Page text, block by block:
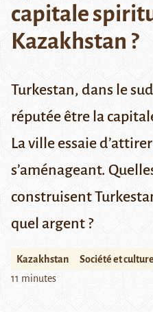
capitale
Kazakhstan ?
Turkestan, dans le
réputée être la
La ville essaie
s’aménageant.
construisent
quel argent ?
Kazakhstan
Société et
11 minutes